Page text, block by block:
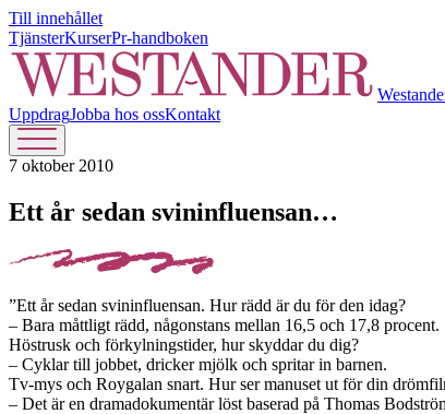
Till innehållet
TjänsterKurserPr-handboken
UppdragJobba hos ossKontakt
7 oktober 2010
Ett år sedan svininfluensan…
”Ett år sedan svininfluensan. Hur rädd är du för den idag?
– Bara måttligt rädd, någonstans mellan 16,5 och 17,8 procent.
Höstrusk och förkylningstider, hur skyddar du dig?
– Cyklar till jobbet, dricker mjölk och spritar in barnen.
Tv-mys och Roygalan snart. Hur ser manuset ut för din
– Det är en dramadokumentär löst baserad på Thomas